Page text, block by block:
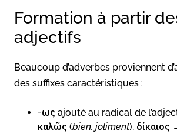
Formation à partir
adjectifs
Beaucoup d’adverbes proviennent
des suffixes caractéristiques :
-ως ajouté au radical de
καλῶς (bien, joliment), δίκαιος